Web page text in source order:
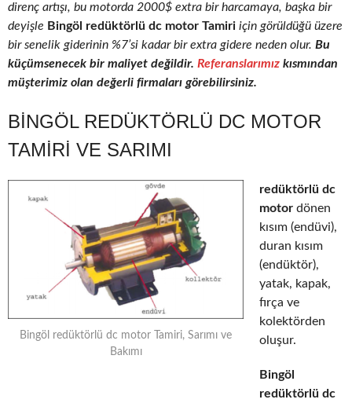
direnç artışı, bu motorda 2000$ extra bir harcamaya, başka bir
deyişle Bingöl redüktörlü dc motor Tamiri için görüldüğü üzere
bir senelik giderinin %7’si kadar bir extra gidere neden olur. Bu
küçümsenecek bir maliyet değildir. Referanslarımız kısmından
müşterimiz olan değerli firmaları görebilirsiniz.
BINGÖL REDÜKTÖRLÜ DC MOTOR
TAMIRI VE SARIMI
Bingöl redüktörlü dc motor Tamiri, Sarımı ve
Bakımı
redüktörlü dc
motor dönen
kısım (endüvi),
duran kısım
(endüktör),
yatak, kapak,
fırça ve
kolektörden
oluşur.
Bingöl
redüktörlü dc